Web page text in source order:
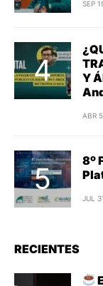
SEP
Y
ABR
8º
JUL
RECIENTES